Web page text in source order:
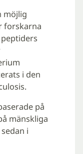
möjlig
forskarna
i den
på
mänskliga
i